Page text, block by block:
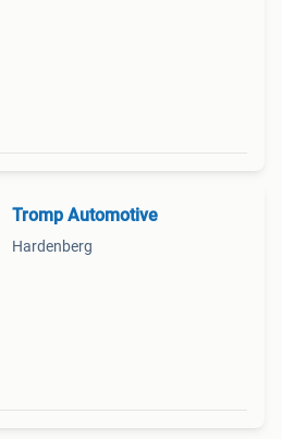
Tromp Automotive
Hardenberg